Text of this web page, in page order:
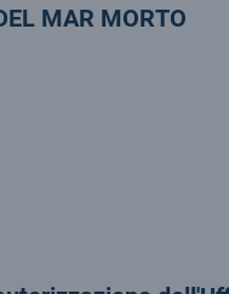
MAR MORTO